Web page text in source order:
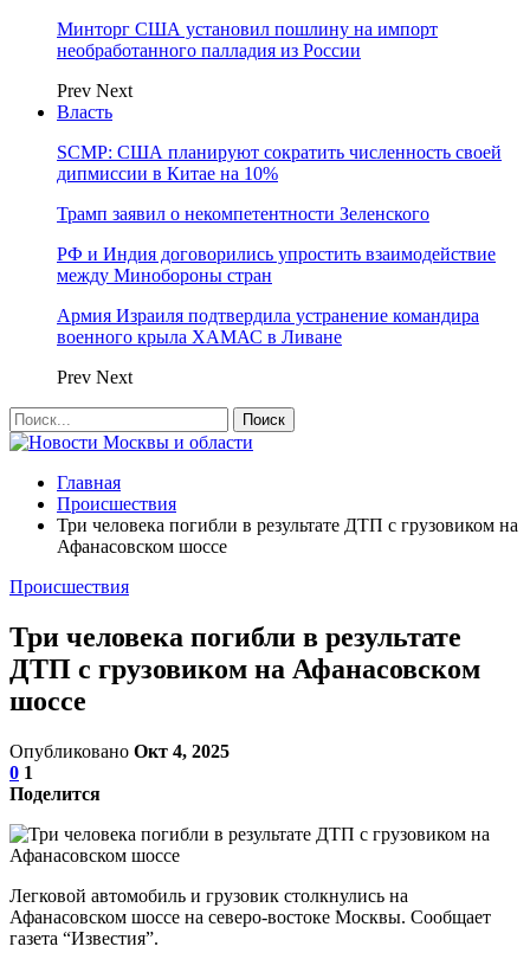
Минторг США установил пошлину на импорт
необработанного палладия из России
Prev Next
Власть
SCMP: США планируют сократить численность своей
дипмиссии в Китае на 10%
Трамп заявил о некомпетентности Зеленского
РФ и Индия договорились упростить взаимодействие
между Минобороны стран
Армия Израиля подтвердила устранение командира
военного крыла ХАМАС в Ливане
Prev Next
Главная
Происшествия
Три человека погибли в результате ДТП с грузовиком на
Афанасовском шоссе
Происшествия
Три человека погибли в результате
ДТП с грузовиком на Афанасовском
шоссе
Опубликовано Окт 4, 2025
0 1
Поделится
Легковой автомобиль и грузовик столкнулись на
Афанасовском шоссе на северо-востоке Москвы. Сообщает
газета “Известия”.